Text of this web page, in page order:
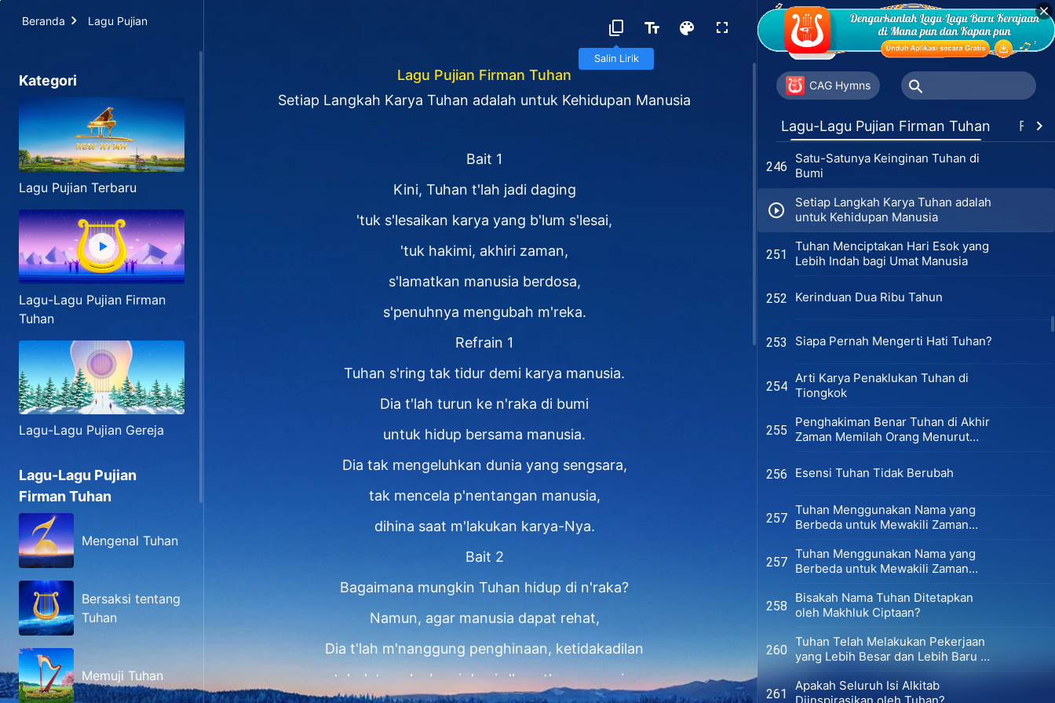
Beranda Lagu Pujian
Salin Lirik
Kategori
Lagu Pujian Terbaru
Lagu-Lagu Pujian Firman
Tuhan
Lagu-Lagu Pujian Gereja
Lagu-Lagu Pujian
Firman Tuhan
Mengenal Tuhan
Bersaksi tentang
Tuhan
Memuji Tuhan
Lagu Pujian Firman Tuhan
Setiap Langkah Karya Tuhan adalah untuk Kehidupan Manusia
Bait 1
Kini, Tuhan t'lah jadi daging
'tuk s'lesaikan karya yang b'lum s'lesai,
'tuk hakimi, akhiri zaman,
s'lamatkan manusia berdosa,
s'penuhnya mengubah m'reka.
Refrain 1
Tuhan s'ring tak tidur demi karya manusia.
Dia t'lah turun ke n'raka di bumi
untuk hidup bersama manusia.
Dia tak mengeluhkan dunia yang sengsara,
tak mencela p'nentangan manusia,
dihina saat m'lakukan karya-Nya.
Bait 2
Bagaimana mungkin Tuhan hidup di n'raka?
Namun, agar manusia dapat rehat,
Dia t'lah m'nanggung penghinaan, ketidakadilan
tuk datang ke bumi demi s'lamatkan manusia.
CAG Hymns
Lagu-Lagu Pujian Firman Tuhan
241
Mereka yang Tidak Mengenal
Tuhan Menentang Tuhan
243
Tuhan Telah Bertekad Melengkapi
Sekelompok Orang Ini
245 Moto Orang yang Mengasihi Tuhan
246
Satu-Satunya Keinginan Tuhan di
Bumi
Setiap Langkah Karya Tuhan adalah
untuk Kehidupan Manusia
251
Tuhan Menciptakan Hari Esok yang
Lebih Indah bagi Umat Manusia
252 Kerinduan Dua Ribu Tahun
253 Siapa Pernah Mengerti Hati Tuhan?
254
Arti Karya Penaklukan Tuhan di
Tiongkok
255
Penghakiman Benar Tuhan di Akhir
Zaman Memilah Orang Menurut
256
Esensi Tuhan Tidak Berubah
257
Tuhan Menggunakan Nama yang
Berbeda untuk Mewakili Zaman
257
Tuhan Menggunakan Nama yang
Berbeda untuk Mewakili Zaman
258
Bisakah Nama Tuhan Ditetapkan
oleh Makhluk Ciptaan?
260
Tuhan Telah Melakukan Pekerjaan
yang Lebih Besar dan Lebih Baru di
Yahudi di Akhir Zaman
261
Apakah Seluruh Isi Alkitab